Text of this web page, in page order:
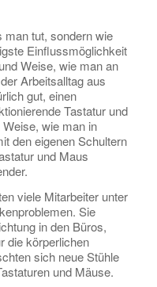
tut, sondern wie
Einflussmöglichkeit
Weise, wie man an
Arbeitsalltag aus
gut, einen
Tastatur und
wie man in
den eigenen Schultern
und Maus
viele Mitarbeiter unter
Sie
in den Büros,
die körperlichen
sich neue Stühle
und Mäuse.